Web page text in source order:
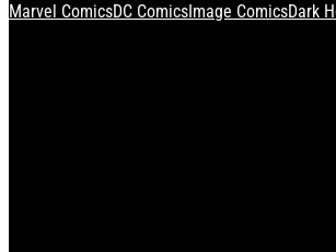
Marvel ComicsDC ComicsImage ComicsDark